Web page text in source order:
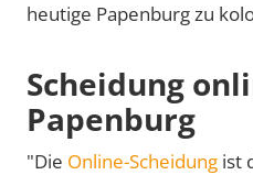
heutige Papenburg zu
Scheidung
Papenburg
"Die Online-Scheidung ist